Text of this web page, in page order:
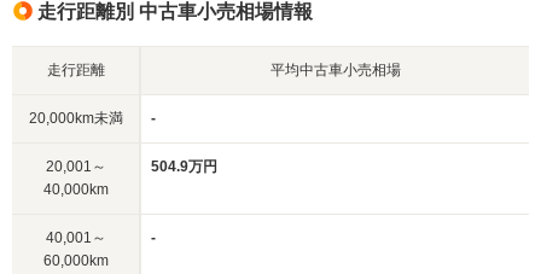
走行距離別 中古車小売相場情報
走行距離 平均中古車小売相場
20,000km未満 -
20,001～
40,000km
504.9万円
40,001～
60,000km
-